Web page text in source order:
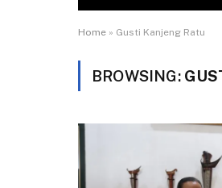
Home » Gusti Kanjeng Ratu
BROWSING: